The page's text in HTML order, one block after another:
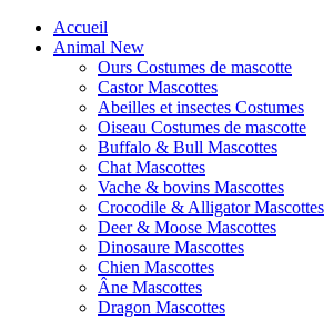
Accueil
Animal New
Ours Costumes de mascotte
Castor Mascottes
Abeilles et insectes Costumes
Oiseau Costumes de mascotte
Buffalo & Bull Mascottes
Chat Mascottes
Vache & bovins Mascottes
Crocodile & Alligator Mascottes
Deer & Moose Mascottes
Dinosaure Mascottes
Chien Mascottes
Âne Mascottes
Dragon Mascottes